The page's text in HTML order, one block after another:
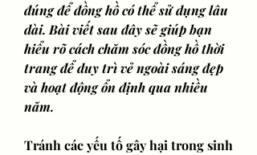
đúng để đồng hồ có thể sử dụng lâu
dài. Bài viết sau đây sẽ giúp bạn
hiểu rõ cách chăm sóc đồng hồ thời
trang để duy trì vẻ ngoài sáng đẹp
và hoạt động ổn định qua nhiều
năm.
Tránh các yếu tố gây hại trong sinh